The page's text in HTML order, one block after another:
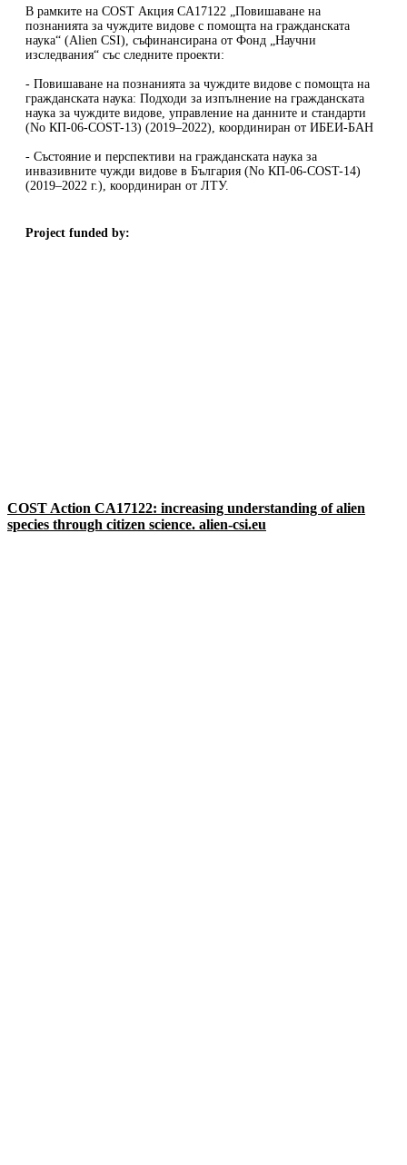
В рамките на COST Акция CA17122 „Повишаване на
познанията за чуждите видове с помощта на гражданската
наука“ (Alien CSI), съфинансирана от Фонд „Научни
изследвания“ със следните проекти:
- Повишаване на познанията за чуждите видове с помощта на
гражданската наука: Подходи за изпълнение на гражданската
наука за чуждите видове, управление на данните и стандарти
(No КП-06-COST-13) (2019–2022), координиран от ИБЕИ-БАН
- Състояние и перспективи на гражданската наука за
инвазивните чужди видове в България (No КП-06-COST-14)
(2019–2022 г.), координиран от ЛТУ.
Project funded by:
COST Action CA17122: increasing understanding of alien
species through citizen science. alien-csi.eu